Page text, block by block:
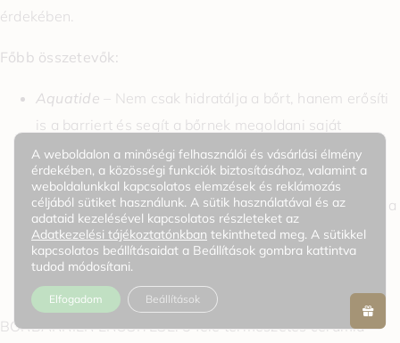
érdekében.
Főbb összetevők:
Aquatide
– Nem csak hidratálja a bőrt, hanem erősíti
is a barriert és segít a bőrnek megoldani saját
problémáit.
5-féle ceramid– Megakadályozza a nedvesség
kijutását a bőrből, és egyensúlyba hozza az olajat és a
nedvességet.
Panthenol– Segíti a nedvesség előállítását a bőr
mélyéből, és javítja a bőr védőrétegét.
BŐRBARRIER ERŐSÍTÉSE: 5 féle természetes ceramid
A weboldalon a minőségi felhasználói és vásárlási élmény
érdekében, a közösségi funkciók biztosításához, valamint a
weboldalunkkal kapcsolatos elemzések és reklámozás
céljából sütiket használunk. A sütik használatával és az
adataid kezelésével kapcsolatos részleteket az
Adatkezelési tájékoztatónkban tekintheted meg. A sütikkel
kapcsolatos beállításaidat a Beállítások gombra kattintva
tudod módosítani.
Elfogadom Beállítások